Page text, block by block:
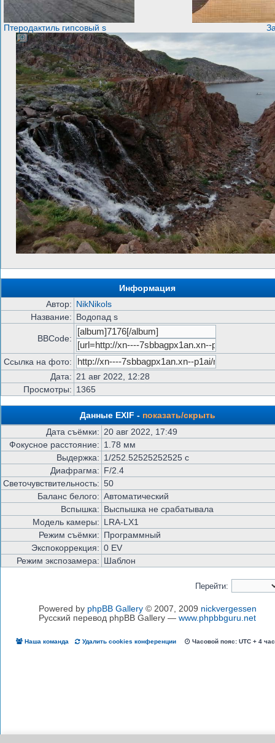
Птеродактиль гипсовый s
Информация
Автор: NikNikols
Название: Водопад s
BBCode:
Ссылка на фото:
Дата: 21 авг 2022, 12:28
Просмотры: 1365
Данные EXIF - показать/скрыть
Дата съёмки: 20 авг 2022, 17:49
Фокусное расстояние: 1.78 мм
Выдержка: 1/252.52525252525 с
Диафрагма: F/2.4
Светочувствительность: 50
Баланс белого: Автоматический
Вспышка: Выспышка не срабатывала
Модель камеры: LRA-LX1
Режим съёмки: Программный
Экспокоррекция: 0 EV
Режим экспозамера: Шаблон
Перейти:
Powered by phpBB Gallery© 2007, 2009 nickvergessen
Русский перевод phpBB Gallery — www.phpbbguru.net
Наша команда Удалить cookies конференции Часовой пояс: UTC + 4